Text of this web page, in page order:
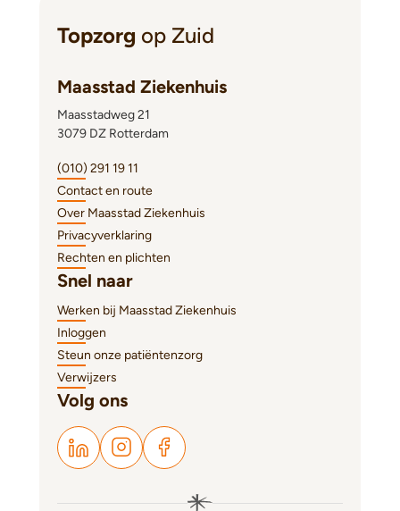
Topzorg op Zuid
Maasstad Ziekenhuis
Maasstadweg 21
3079 DZ Rotterdam
(010) 291 19 11
Contact en route
Over Maasstad Ziekenhuis
Privacyverklaring
Rechten en plichten
Snel naar
Werken bij Maasstad Ziekenhuis
Inloggen
Steun onze patiëntenzorg
Verwijzers
Volg ons